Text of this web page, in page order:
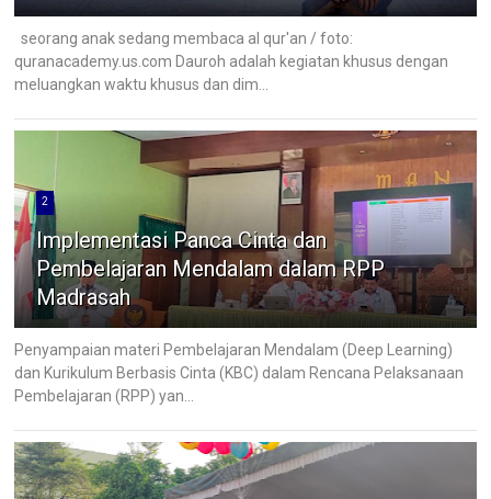
seorang anak sedang membaca al qur'an / foto:
quranacademy.us.com Dauroh adalah kegiatan khusus dengan
meluangkan waktu khusus dan dim...
2
Implementasi Panca Cinta dan
Pembelajaran Mendalam dalam RPP
Madrasah
Penyampaian materi Pembelajaran Mendalam (Deep Learning)
dan Kurikulum Berbasis Cinta (KBC) dalam Rencana Pelaksanaan
Pembelajaran (RPP) yan...